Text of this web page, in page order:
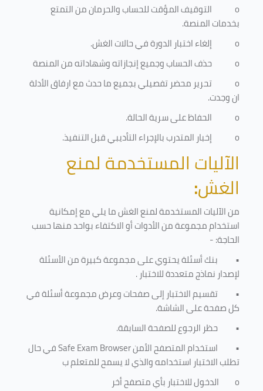
o
التوقيف المؤقت للحساب والحرمان من التمتع
بخدمات المنصة.
o
إلغاء اختبار الدورة في حالات الغش.
o
حذف الحساب وجميع إنجازاته وشهاداته من المنصة
o
تحرير محضر تفصيلي بجميع ما حدث مع ارفاق الأدلة
ان وجدت.
o
الحفاظ على سرية الحالة.
o
إخبار المتدرب بالإجراء التأديبي قبل التنفيذ.
الآليات المستخدمة لمنع
الغش:
من الآليات المستخدمة لمنع الغش ما يلي مع إمكانية
استخدام مجموعة من الأدوات أو الاكتفاء بواحد منها حسب
الحاجة: -
• بنك أسئلة يحتوي على مجموعة كبيرة من الأسئلة
لإصدار نماذج متعددة للاختبار.
• تقسيم الاختبار إلى صفحات وعرض مجموعة أسئلة في
كل صفحة على الشاشة.
• حظر الرجوع للصفحة السابقة.
• استخدام المتصفح الأمنSafe Exam Browserفي حال
تطلب الاختبار استخدامه والذي لا يسمح للمتعلم ب
o
الدخول للاختبار بأي متصفح أخر